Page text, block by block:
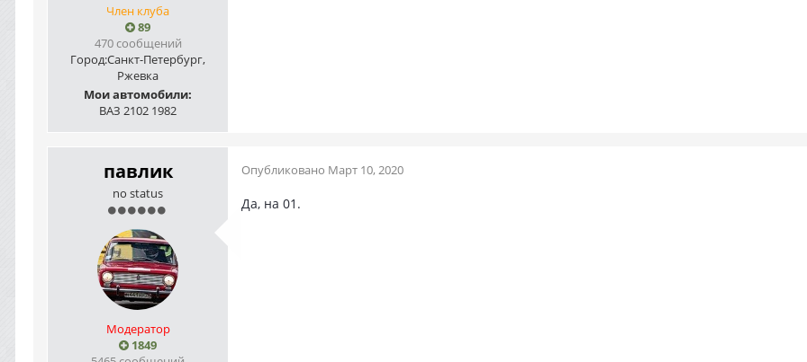
Член клуба
89
470 сообщений
Город:Санкт-Петербург,
Ржевка
Мои автомобили:
ВАЗ 2102 1982
павлик
no status
Модератор
1849
Опубликовано Март 10, 2020
Да, на 01.